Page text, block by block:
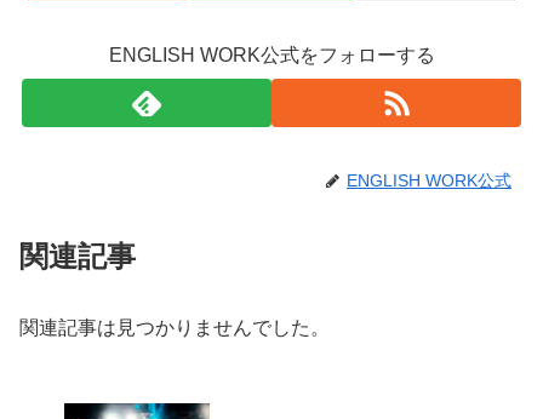
ENGLISH WORK公式をフォローする
ENGLISH WORK公式
関連記事
関連記事は見つかりませんでした。